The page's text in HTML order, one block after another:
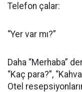
Telefon çalar:
“Yer var mı?”
Daha “Merhaba”
“Kaç para?”,
Otel